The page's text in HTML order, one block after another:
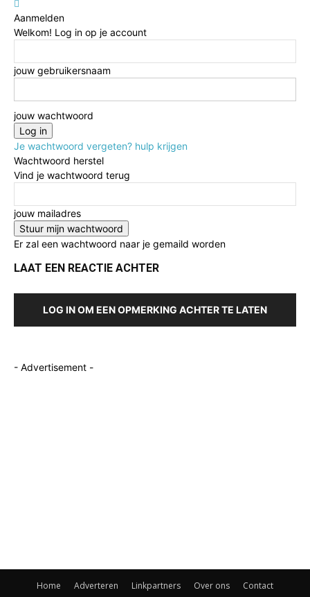
Aanmelden
Welkom! Log in op je account
jouw gebruikersnaam
jouw wachtwoord
Je wachtwoord vergeten? hulp krijgen
Wachtwoord herstel
Vind je wachtwoord terug
jouw mailadres
Er zal een wachtwoord naar je gemaild worden
LAAT EEN REACTIE ACHTER
LOG IN OM EEN OPMERKING ACHTER TE LATEN
- Advertisement -
Home Adverteren Linkpartners Over ons Contact